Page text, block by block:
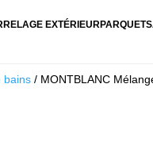
EXTÉRIEURPARQUET
bains / MONTBLANC